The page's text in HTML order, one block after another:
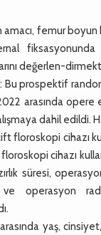
femur boyun
değerlen-
Bu prospektif
arasında
dahil edildi.
floroskopi cihazı
cihazı
süresi,
operasyon
yaş, cinsiyet,